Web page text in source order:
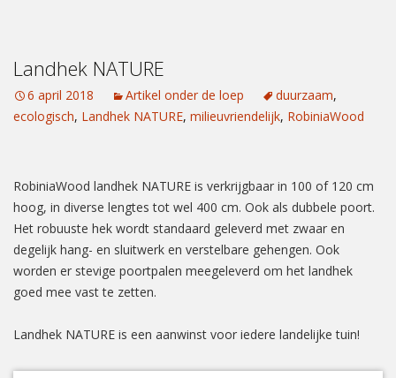
Landhek NATURE
6 april 2018 Artikel onder de loep duurzaam,
ecologisch, Landhek NATURE, milieuvriendelijk, RobiniaWood
RobiniaWood landhek NATURE is verkrijgbaar in 100 of 120 cm
hoog, in diverse lengtes tot wel 400 cm. Ook als dubbele poort.
Het robuuste hek wordt standaard geleverd met zwaar en
degelijk hang- en sluitwerk en verstelbare gehengen. Ook
worden er stevige poortpalen meegeleverd om het landhek
goed mee vast te zetten.
Landhek NATURE is een aanwinst voor iedere landelijke tuin!